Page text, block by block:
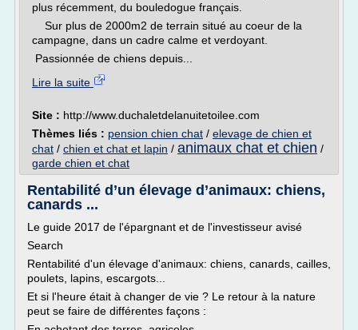
plus récemment, du bouledogue français.
Sur plus de 2000m2 de terrain situé au coeur de la
campagne, dans un cadre calme et verdoyant.
Passionnée de chiens depuis...
Lire la suite
Site : http://www.duchaletdelanuitetoilee.com
Thèmes liés : pension chien chat / elevage de chien et
chat / chien et chat et lapin / animaux chat et chien /
garde chien et chat
Rentabilité d’un élevage d’animaux: chiens,
canards ...
Le guide 2017 de l'épargnant et de l'investisseur avisé
Search
Rentabilité d'un élevage d'animaux: chiens, canards, cailles,
poulets, lapins, escargots...
Et si l'heure était à changer de vie ? Le retour à la nature
peut se faire de différentes façons :